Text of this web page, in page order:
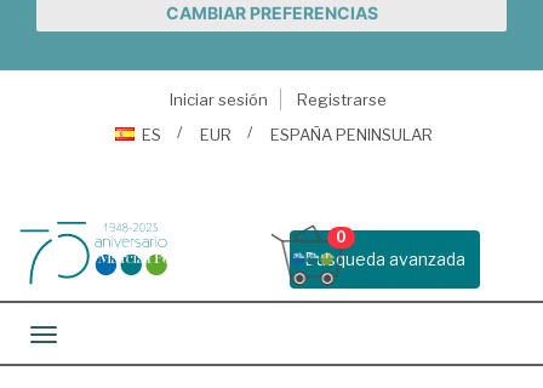
CAMBIAR PREFERENCIAS
Iniciar sesión
Registrarse
ES
EUR ESPAÑA PENINSULAR
Busqueda avanzada
0
Toggle navigation